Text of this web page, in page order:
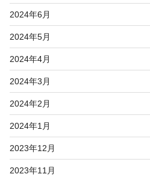
2024年6月
2024年5月
2024年4月
2024年3月
2024年2月
2024年1月
2023年12月
2023年11月